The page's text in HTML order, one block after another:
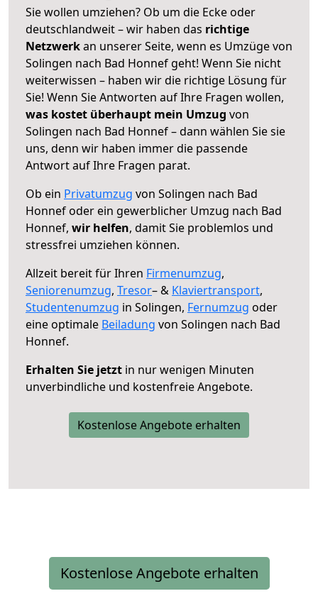
Sie wollen umziehen? Ob um die Ecke oder
deutschlandweit – wir haben das richtige
Netzwerkan unserer Seite, wenn es Umzüge von
Solingen nach Bad Honnef geht! Wenn Sie nicht
weiterwissen – haben wir die richtige Lösung für
Sie! Wenn Sie Antworten auf Ihre Fragen wollen,
was kostet überhaupt mein Umzug von
Solingen nach Bad Honnef – dann wählen Sie sie
uns, denn wir haben immer die passende
Antwort auf Ihre Fragen parat.
Ob ein Privatumzug von Solingen nach Bad
Honnef oder ein gewerblicher Umzug nach Bad
Honnef, wir helfen, damit Sie problemlos und
stressfrei umziehen können.
Allzeit bereit für Ihren Firmenumzug,
Seniorenumzug, Tresor– & Klaviertransport,
Studentenumzug in Solingen, Fernumzug oder
eine optimale Beiladung von Solingen nach Bad
Honnef.
Erhalten Sie jetzt in nur wenigen Minuten
unverbindliche und kostenfreie Angebote.
Kostenlose Angebote erhalten
Kostenlose Angebote erhalten